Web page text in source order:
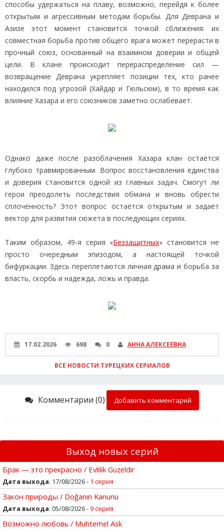
способы удержаться на плаву, возможно, перейдя к более
открытым и агрессивным методам борьбы. Для Деврана и
Азизе этот момент становится точкой сближения: их
совместная борьба против общего врага может перерасти в
прочный союз, основанный на взаимном доверии и общей
цели. В клане происходит перераспределение сил —
возвращение Деврана укрепляет позиции тех, кто ранее
находился под угрозой (Хайдар и Гюльсюм), в то время как
влияние Хазара и его союзников заметно ослабевает.
Однако даже после разоблачения Хазара клан остаётся
глубоко травмированным. Вопрос восстановления единства
и доверия становится одной из главных задач. Смогут ли
герои преодолеть последствия обмана и вновь обрести
сплочённость? Этот вопрос остаётся открытым и задаёт
вектор для развития сюжета в последующих сериях.
Таким образом, 49‑я серия «Беззащитных» становится не
просто очередным эпизодом, а настоящей точкой
бифуркации. Здесь переплетаются личная драма и борьба за
власть, скорбь и надежда, ложь и правда.
17.02.2026 698 0 АННА АЛЕКСЕЕВНА
ВСЕ НОВОСТИ ТУРЕЦКИХ СЕРИАЛОВ
Комментарии (0) Добавить комментарий
Выход новых серий
Брак — это прекрасно / Evlilik Güzeldir
Дата выхода: 17/08/2026 - 1 серия
Закон природы / Doğanın Kanunu
Дата выхода: 05/08/2026 -9 серия
Возможно любовь / Muhtemel Ask